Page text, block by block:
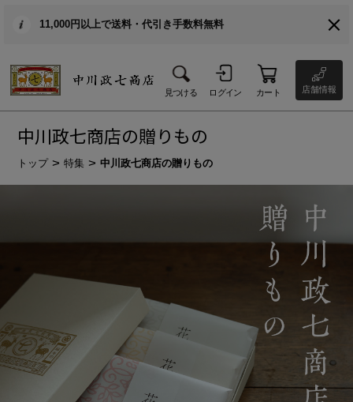
11,000円以上で送料・代引き手数料無料
見つける ログイン カート 店舗情報
中川政七商店の贈りもの
トップ 特集 中川政七商店の贈りもの